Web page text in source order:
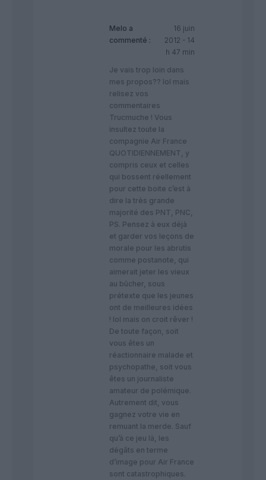
Melo a
commenté :
16 juin
2012 - 14
h 47 min
Je vais trop loin dans
mes propos?? lol mais
relisez vos
commentaires
Trucmuche ! Vous
insultez toute la
compagnie Air France
QUOTIDIENNEMENT, y
compris ceux et celles
qui bossent réellement
pour cette boite c’est à
dire la très grande
majorité des PNT, PNC,
PS. Pensez à eux déjà
et garder vos leçons de
morale pour les abrutis
comme postanote, qui
aimerait jeter les vieux
au bûcher, sous
prétexte que les jeunes
ont de meilleures idées
! lol mais on croit rêver !
De toute façon, soit
vous êtes un
réactionnaire malade et
psychopathe, soit vous
êtes un journaliste
amateur de polémique.
Autrement dit, vous
gagnez votre vie en
remuant la merde. Sauf
qu’à ce jeu là, les
dégâts en terme
d’image pour Air France
sont catastrophiques.